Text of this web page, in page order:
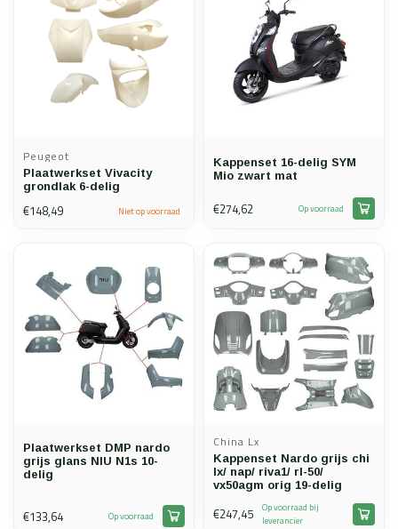
Peugeot
Plaatwerkset Vivacity
grondlak 6-delig
€148,49 Niet op voorraad
Kappenset 16-delig SYM
Mio zwart mat
€274,62 Op voorraad
Plaatwerkset DMP nardo
grijs glans NIU N1s 10-
delig
€133,64 Op voorraad
China Lx
Kappenset Nardo grijs chi
lx/ nap/ riva1/ rl-50/
vx50agm orig 19-delig
€247,45
Op voorraad bij
leverancier